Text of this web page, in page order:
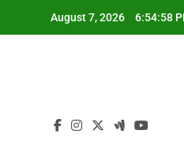
August 7, 2026 6:54:59